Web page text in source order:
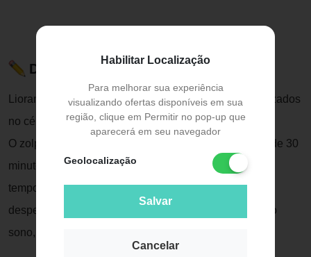
Habilitar Localização
Para melhorar sua experiência
visualizando ofertas disponíveis em sua
região, clique em Permitir no pop-up que
aparecerá em seu navegador
Geolocalização
Salvar
Cancelar
Descrição do Produto
Lioram age sobre os centros do sono que estão localizados
no cérebro.
O zolpidem, principio ativo, tem início de ação dentro de 30
minutos após a ingestão do comprimido, encurtando o
tempo de indução ao sono, reduzindo o número de
despertares noturnos e aumentando a duração total do
sono, melhorando sua qualidade.